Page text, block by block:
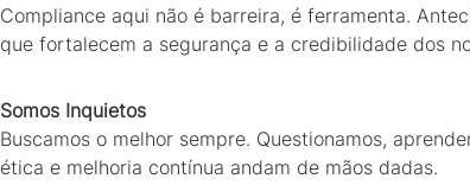
Compliance aqui não é barreira, é ferramenta.
que fortalecem a segurança e a credibilidade dos
Somos Inquietos
Buscamos o melhor sempre. Questionamos,
ética e melhoria contínua andam de mãos dadas.